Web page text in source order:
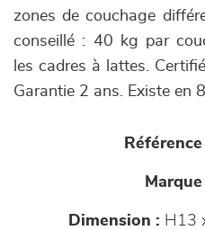
zones de couchage
conseillé : 40 kg par
les cadres à lattes.
Garantie 2 ans. Existe en
Référence
Marque
Dimension : H13